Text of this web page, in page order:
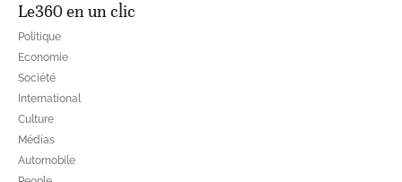
Le360 en un clic
Politique
Economie
Société
International
Culture
Médias
Automobile